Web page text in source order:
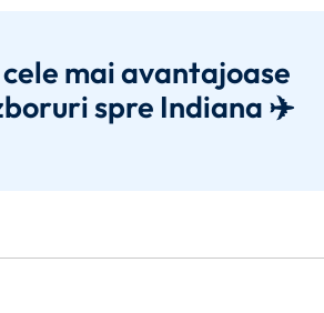
mai avantajoase
spre Indiana ✈️